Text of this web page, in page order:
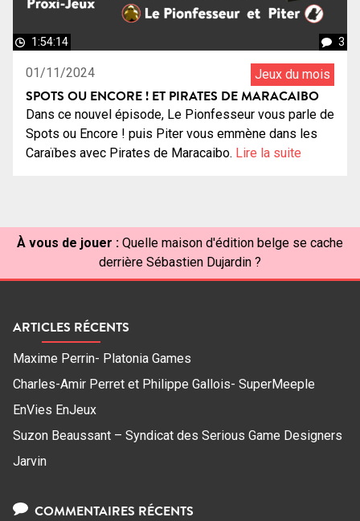
1:54:14 3
01/11/2024 Jeux du mois
SPOTS OU ENCORE ! ET PIRATES DE MARACAIBO
Dans ce nouvel épisode, Le Pionfesseur vous parle de
Spots ou Encore ! puis Piter vous emmène dans les
Caraïbes avec Pirates de Maracaibo. Lire la suite
À vous de jouer : Quelle maison d'édition belge se cache
derrière Sébastien Dujardin ?
ARTICLES RÉCENTS
Maxime Perrin- Platonia Games
Charles-Amir Perret et Philippe Gallois- SuperMeeple
EnVies EnJeux
Suzon Beaussant – Syndicat des Serious Game Designers
Jarvin
COMMENTAIRES RÉCENTS